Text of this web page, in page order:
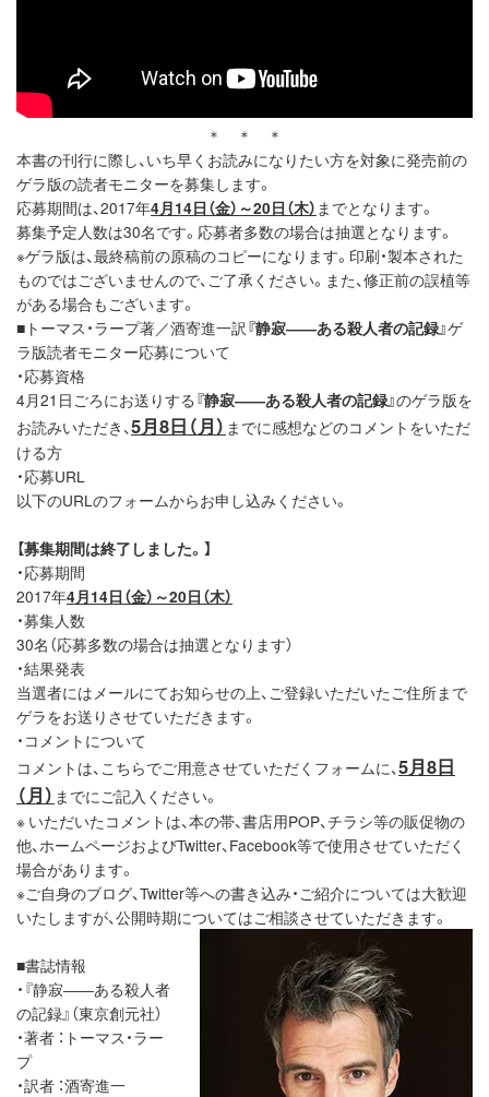
＊ ＊ ＊
本書の刊行に際し、いち早くお読みになりたい方を対象に発売前の
ゲラ版の読者モニターを募集します。
応募期間は、2017年4月14日（金）～20日（木） までとなります。
募集予定人数は30名です。応募者多数の場合は抽選となります。
※ゲラ版は、最終稿前の原稿のコピーになります。印刷・製本された
ものではございませんので、ご了承ください。また、修正前の誤植等
がある場合もございます。
■トーマス・ラープ著／酒寄進一訳『静寂――ある殺人者の記録』ゲ
ラ版読者モニター応募について
・応募資格
4月21日ごろにお送りする 『静寂――ある殺人者の記録』のゲラ版を
お読みいただき、5月8日（月） までに感想などのコメントをいただ
ける方
・応募URL
以下のURLのフォームからお申し込みください。
【募集期間は終了しました。】
・応募期間
2017年4月14日（金）～20日（木）
・募集人数
30名（応募多数の場合は抽選となります）
・結果発表
当選者にはメールにてお知らせの上、ご登録いただいたご住所まで
ゲラをお送りさせていただきます。
・コメントについて
コメントは、こちらでご用意させていただくフォームに、5月8日
（月） までにご記入ください。
※ いただいたコメントは、本の帯、書店用POP、チラシ等の販促物の
他、ホームページおよびTwitter、Facebook等で使用させていただく
場合があります。
※ご自身のブログ、Twitter等への書き込み・ご紹介については大歓迎
いたしますが、公開時期についてはご相談させていただきます。
■書誌情報
・『静寂――ある殺人者
の記録』（東京創元社）
・著者 ：トーマス・ラー
プ
・訳者 ：酒寄進一